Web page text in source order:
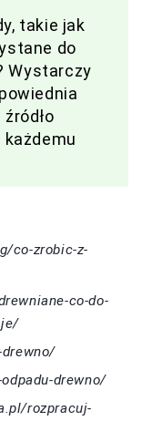
takie jak
do
Wystarczy
co-zrobic-z-
co-do-
drewno/
rozpracuj-